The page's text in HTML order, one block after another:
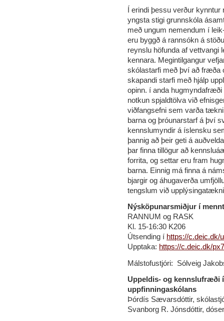
Í erindi þessu verður
yngsta stigi grunnskóla
með ungum nemendum í
eru byggð á rannsókn á
reynslu höfunda af vettvangi
kennara. Megintilgangur
skólastarfi með því að fræða
skapandi starfi með hjálp
opinn. í anda hugmyndafræði
notkun spjaldtölva við
viðfangsefni sem varða
barna og þróunarstarf á því
kennslumyndir á íslensku
þannig að þeir geti á
þar finna tillögur að
forrita, og settar eru fram
barna. Einnig má finna á
bjargir og áhugaverða
tengslum við
Nýsköpunarsmiðjur í
RANNUM og RASK
Kl. 15-16:30 K206
Útsending í https://c.deic.dk/
Upptaka: https://c.deic.dk/
Málstofustjóri: Sólveig
Uppeldis- og kennslufræði
uppfinningaskólans
Þórdís Sævarsdóttir,
Svanborg R. Jónsdóttir,